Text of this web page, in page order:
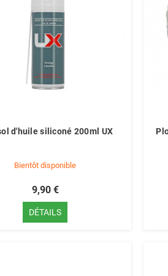
d'huile siliconé 200ml UX
Bientôt disponible
9,90 €
DÉTAILS